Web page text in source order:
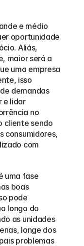
e médio
oportunidade
Aliás,
maior será a
uma empresa
isso
demandas
e lidar
no
cliente sendo
consumidores,
com
uma fase
boas
pode
longo do
as unidades
longe dos
problemas